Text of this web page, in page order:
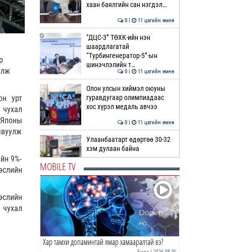
урт
9%-
хаан баялгийн сан нэгдэл…
0 | 11 цагийн өмнө
"ДЦС-3” ТӨХК-ийн нэн
шаардлагатай
“Турбингенератор-5”-ын
шинэчлэлийн т…
0 | 11 цагийн өмнө
Олон улсын хиймэл оюуны
гуравдугаар олимпиадаас
хос хүрэл медаль авчээ
0 | 11 цагийн өмнө
Улаанбаатарт өдөртөө 30-32
хэм дулаан байна
ДОРНЫН ЗУРХАЙ | Морь,
нохой жилтнээ аливаа үйлийг
хийхэд эерэг сайн
0 | 12 цагийн өмнө
ӨГЛӨӨНИЙ МЭНД!
MOBILE TV
Хар тамхи допаминтай ямар хамааралтай вэ?